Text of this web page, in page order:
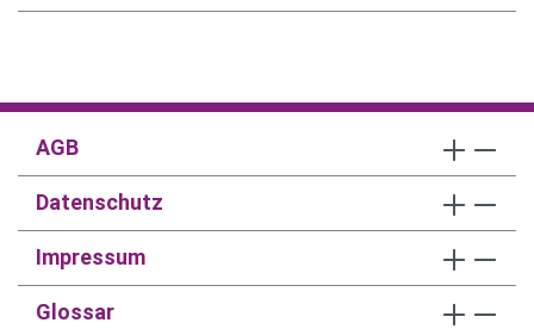
AGB
Datenschutz
Impressum
Glossar